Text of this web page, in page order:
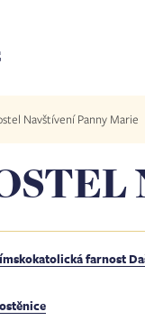
Navštívení Panny Marie
farnost